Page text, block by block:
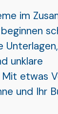
im
unklare
Mit etwas
und Ihr